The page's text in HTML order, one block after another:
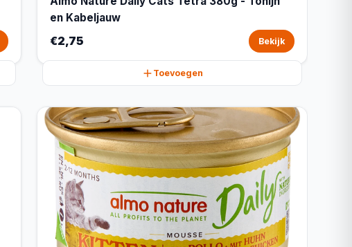
en Kabeljauw
€2,75 Bekijk
Toevoegen